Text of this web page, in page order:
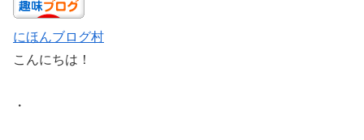
にほんブログ村
こんにちは！
・